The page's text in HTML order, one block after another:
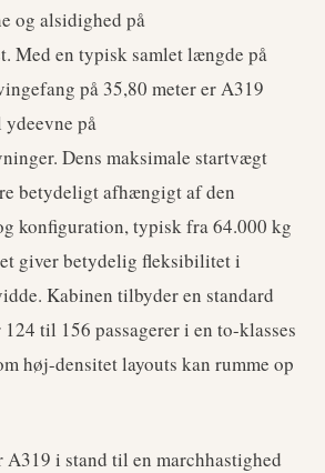
og alsidighed på
Med en typisk samlet længde på
på 35,80 meter er A319
på
Dens maksimale startvægt
betydeligt afhængigt af den
konfiguration, typisk fra 64.000 kg
giver betydelig fleksibilitet i
Kabinen tilbyder en standard
til 156 passagerer i en to-klasses
høj-densitet layouts kan rumme op
i stand til en marchhastighed